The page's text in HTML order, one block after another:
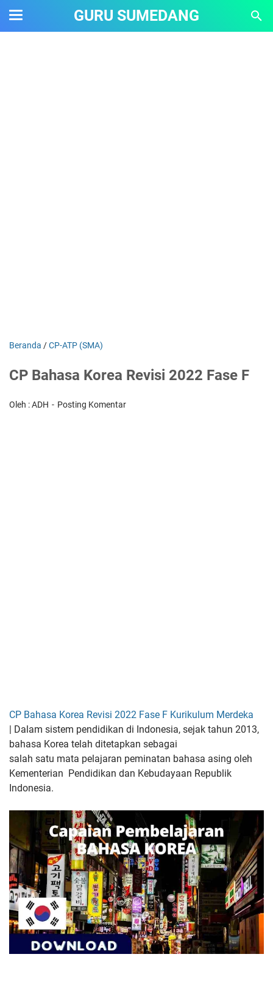
GURU SUMEDANG
Beranda /CP-ATP (SMA)
CP Bahasa Korea Revisi 2022 Fase F
Oleh : ADH Posting Komentar
CP Bahasa Korea Revisi 2022 Fase F Kurikulum Merdeka
| Dalam sistem pendidikan di Indonesia, sejak tahun 2013,
bahasa Korea telah ditetapkan sebagai
salah satu mata pelajaran peminatan bahasa asing oleh
Kementerian Pendidikan dan Kebudayaan Republik
Indonesia.